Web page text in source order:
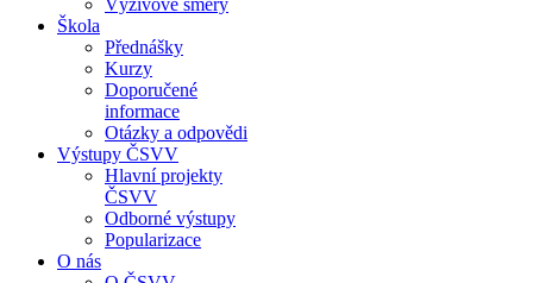
Výživové směry
Škola
Přednášky
Kurzy
Doporučené
informace
Otázky a odpovědi
Výstupy ČSVV
Hlavní projekty
ČSVV
Odborné výstupy
Popularizace
O nás